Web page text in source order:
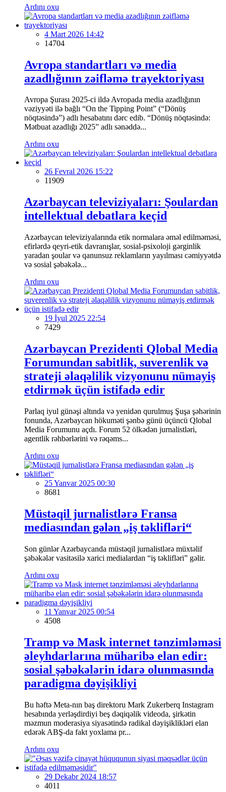
Ardını oxu
4 Mart 2026 14:42
14704
Avropa standartları və media
azadlığının zəifləmə trayektoriyası
Avropa Şurası 2025-ci ildə Avropada media azadlığının
vəziyyəti ilə bağlı “On the Tipping Point” (“Dönüş
nöqtəsində”) adlı hesabatını dərc edib. “Dönüş nöqtəsində:
Mətbuat azadlığı 2025” adlı sənəddə...
Ardını oxu
26 Fevral 2026 15:22
11909
Azərbaycan televiziyaları: Şoulardan
intellektual debatlara keçid
Azərbaycan televiziyalarında etik normalara əməl edilməməsi,
efirlərdə qeyri-etik davranışlar, sosial-psixoloji gərginlik
yaradan şoular və qanunsuz reklamların yayılması cəmiyyətdə
və sosial şəbəkələ...
Ardını oxu
19 İyul 2025 22:54
7429
Azərbaycan Prezidenti Qlobal Media
Forumundan sabitlik, suverenlik və
strateji əlaqəlilik vizyonunu nümayiş
etdirmək üçün istifadə edir
Parlaq iyul günəşi altında və yenidən qurulmuş Şuşa şəhərinin
fonunda, Azərbaycan hökuməti şənbə günü üçüncü Qlobal
Media Forumunu açdı. Forum 52 ölkədən jurnalistləri,
agentlik rəhbərlərini və rəqəms...
Ardını oxu
25 Yanvar 2025 00:30
8681
Müstəqil jurnalistlərə Fransa
mediasından gələn „iş təklifləri“
Son günlər Azərbaycanda müstəqil jurnalistlərə müxtəlif
şəbəkələr vasitəsilə xarici medialardan “iş təklifləri” gəlir.
Ardını oxu
11 Yanvar 2025 00:54
4508
Tramp və Mask internet tənzimləməsi
əleyhdarlarına müharibə elan edir:
sosial şəbəkələrin idarə olunmasında
paradigma dəyişikliyi
Bu həftə Meta-nın baş direktoru Mark Zukerberq Instagram
hesabında yerləşdirdiyi beş dəqiqəlik videoda, şirkətin
məzmun moderasiya siyasətində radikal dəyişiklikləri elan
edərək ABŞ-da fakt yoxlama pr...
Ardını oxu
29 Dekabr 2024 18:57
4011